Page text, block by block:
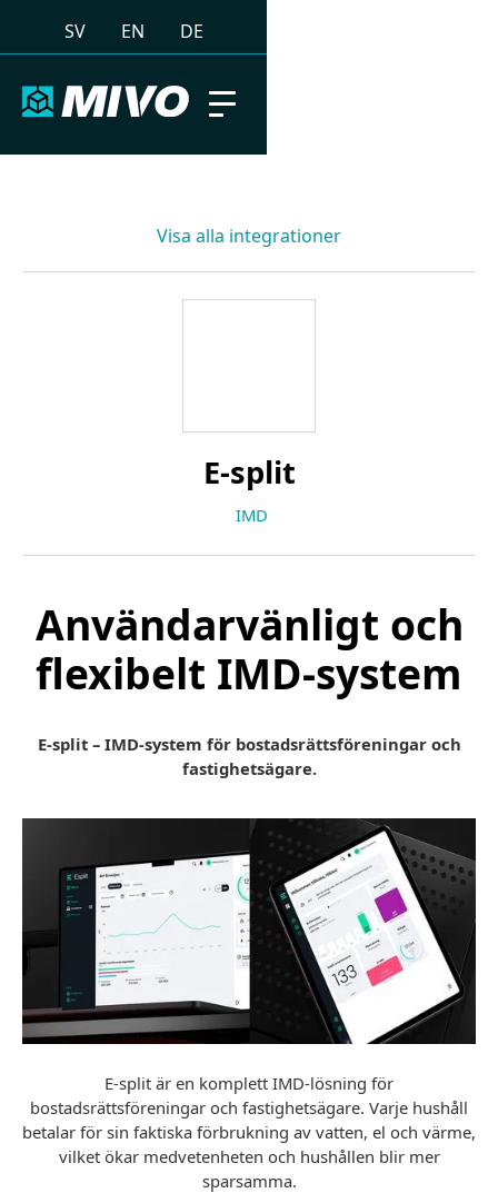
SV EN DE
Visa alla integrationer
E-split
IMD
Användarvänligt och
flexibelt IMD-system
E-split – IMD-system för bostadsrättsföreningar och
fastighetsägare.
E-split är en komplett IMD-lösning för
bostadsrättsföreningar och fastighetsägare. Varje hushåll
betalar för sin faktiska förbrukning av vatten, el och värme,
vilket ökar medvetenheten och hushållen blir mer
sparsamma.